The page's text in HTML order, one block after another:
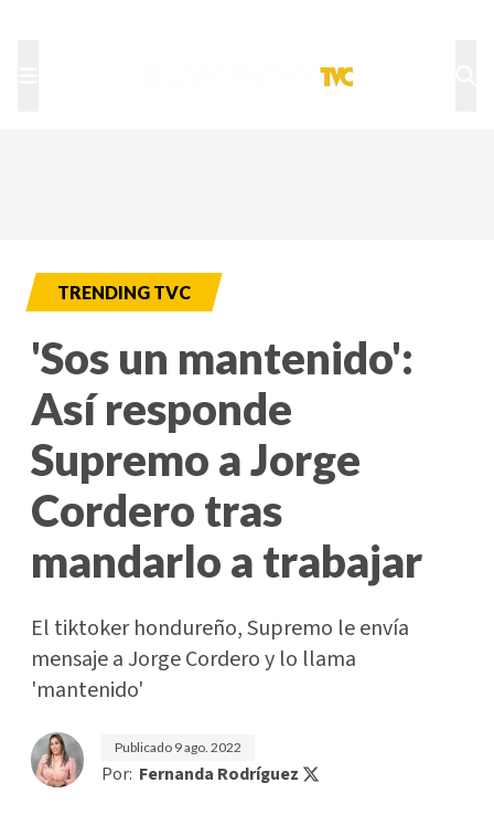
TRENDING TVC
'Sos un mantenido':
Así responde
Supremo a Jorge
Cordero tras
mandarlo a trabajar
El tiktoker hondureño, Supremo le envía
mensaje a Jorge Cordero y lo llama
'mantenido'
Publicado 9 ago. 2022
Por: Fernanda Rodríguez